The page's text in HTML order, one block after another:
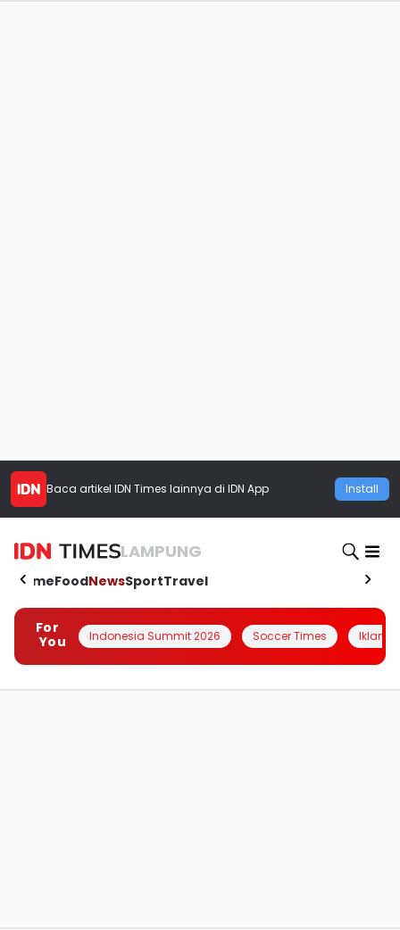
Baca artikel IDN Times lainnya di IDN App Install
LAMPUNG
HomeFoodNewsSportTravel
For
You
Indonesia Summit 2026 Soccer Times Iklanin